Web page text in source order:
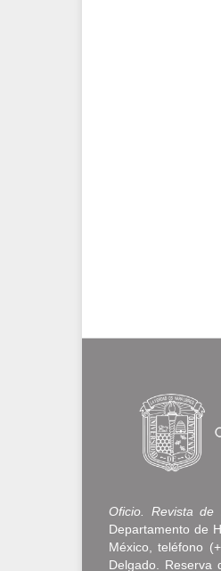
Oficio. Revista de
Departamento de
México, teléfono
Delgado. Reserva